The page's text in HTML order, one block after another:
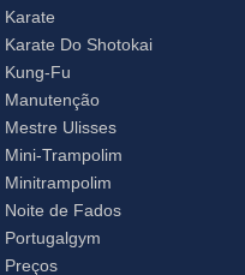
Karate
Karate Do Shotokai
Kung-Fu
Manutenção
Mestre Ulisses
Mini-Trampolim
Minitrampolim
Noite de Fados
Portugalgym
Preços